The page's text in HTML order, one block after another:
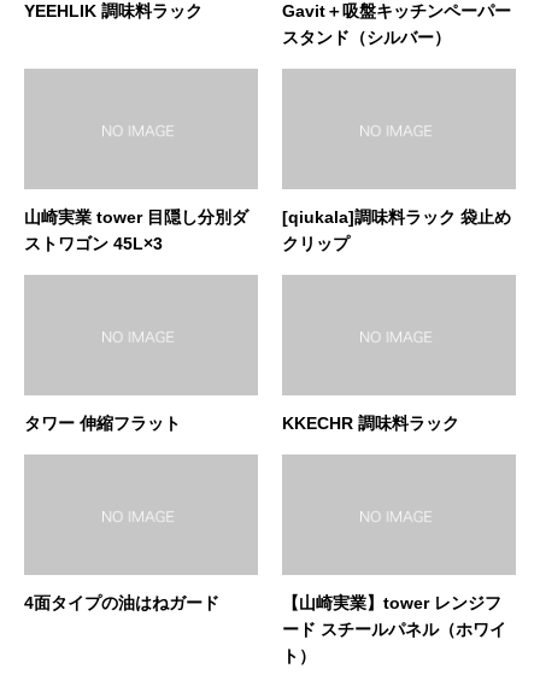
YEEHLIK 調味料ラック
Gavit＋吸盤キッチンペーパー
スタンド（シルバー）
山崎実業 tower 目隠し分別ダ
ストワゴン 45L×3
[qiukala]調味料ラック 袋止め
クリップ
タワー 伸縮フラット KKECHR 調味料ラック
4面タイプの油はねガード
【山崎実業】tower レンジフ
ード スチールパネル（ホワイ
ト）